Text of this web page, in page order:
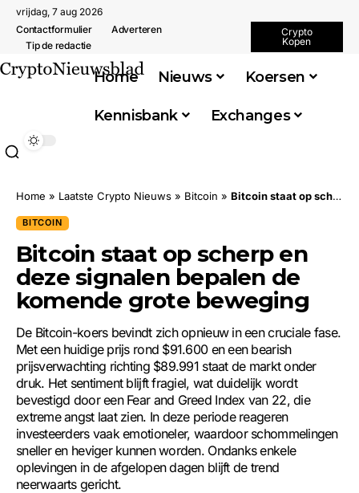
vrijdag, 7 aug 2026
Contactformulier
Adverteren
Tip de redactie
Crypto
Kopen
Home Nieuws Koersen
Kennisbank Exchanges
Home » Laatste Crypto Nieuws » Bitcoin » Bitcoin staat op scherp en deze signalen bepalen de komende grote beweging
BITCOIN
Bitcoin staat op scherp en
deze signalen bepalen de
komende grote beweging
De Bitcoin-koers bevindt zich opnieuw in een cruciale fase.
Met een huidige prijs rond $91.600 en een bearish
prijsverwachting richting $89.991 staat de markt onder
druk. Het sentiment blijft fragiel, wat duidelijk wordt
bevestigd door een Fear and Greed Index van 22, die
extreme angst laat zien. In deze periode reageren
investeerders vaak emotioneler, waardoor schommelingen
sneller en heviger kunnen worden. Ondanks enkele
oplevingen in de afgelopen dagen blijft de trend
neerwaarts gericht.